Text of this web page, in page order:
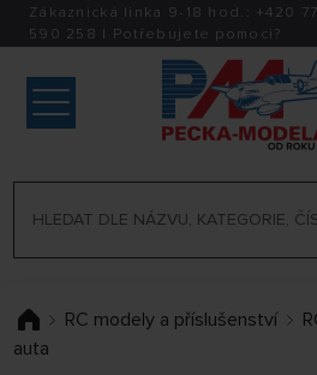
Zákaznická linka 9-18 hod.: +420
590 258 | Potřebujete pomoci?
RC modely a příslušenství
auta